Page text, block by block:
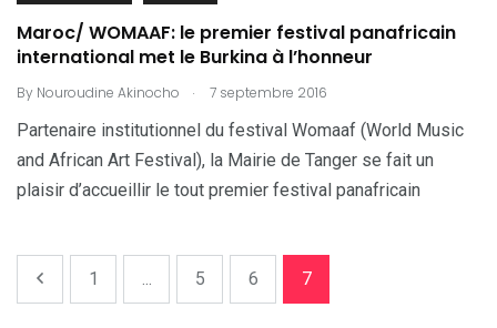
Maroc/ WOMAAF: le premier festival panafricain
international met le Burkina à l’honneur
By Nouroudine Akinocho . 7 septembre 2016
Partenaire institutionnel du festival Womaaf (World Music
and African Art Festival), la Mairie de Tanger se fait un
plaisir d’accueillir le tout premier festival panafricain
1 ... 5 6 7